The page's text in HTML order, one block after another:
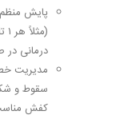
پایش
درمانی در
مدیریت
سقوط و
کفش